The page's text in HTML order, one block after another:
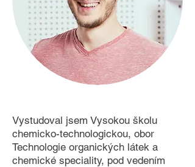
Vystudoval jsem Vysokou školu
chemicko-technologickou, obor
Technologie organických látek a
chemické speciality, pod vedením